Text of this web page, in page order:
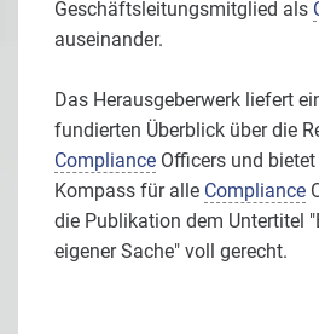
Geschäftsleitungsmitglied als
auseinander.
Das Herausgeberwerk liefert
fundierten Überblick über die
Compliance Officers und
Kompass für alle Compliance
die Publikation dem Untertitel
eigener Sache" voll gerecht.